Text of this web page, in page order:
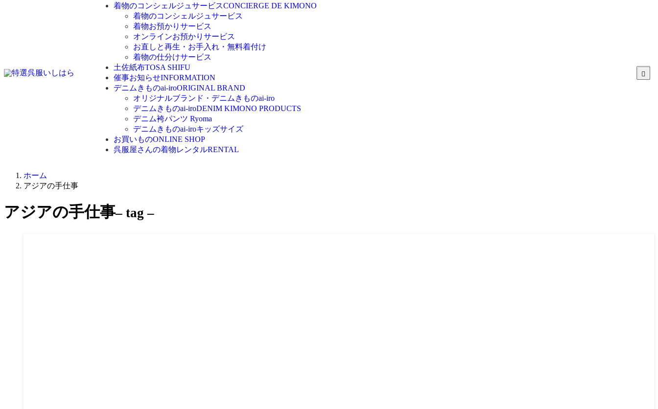
着物のコンシェルジュサービスCONCIERGE DE KIMONO
着物のコンシェルジュサービス
着物お預かりサービス
オンラインお預かりサービス
お直しと再生・お手入れ・無料着付け
着物の仕分けサービス
土佐紙布TOSA SHIFU
催事お知らせINFORMATION
デニムきものai-iroORIGINAL BRAND
オリジナルブランド・デニムきものai-iro
デニムきものai-iroDENIM KIMONO PRODUCTS
デニム袴パンツ Ryoma
デニムきものai-iroキッズサイズ
お買いものONLINE SHOP
呉服屋さんの着物レンタルRENTAL
ホーム
アジアの手仕事
アジアの手仕事– tag –